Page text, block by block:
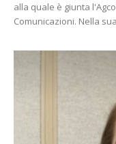
alla quale è giunta
Comunicazioni. Nella